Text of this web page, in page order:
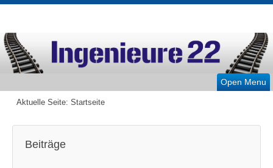
Open Menu
Aktuelle Seite: Startseite
Beiträge